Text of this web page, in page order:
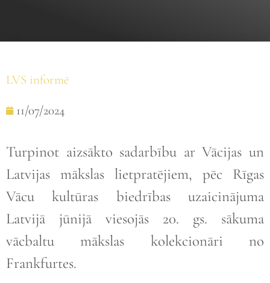
LVS informē
11/07/2024
Turpinot aizsākto sadarbību ar Vācijas un
Latvijas mākslas lietpratējiem, pēc Rīgas
Vācu kultūras biedrības uzaicinājuma
Latvijā jūnijā viesojās 20. gs. sākuma
vācbaltu mākslas kolekcionāri no
Frankfurtes.